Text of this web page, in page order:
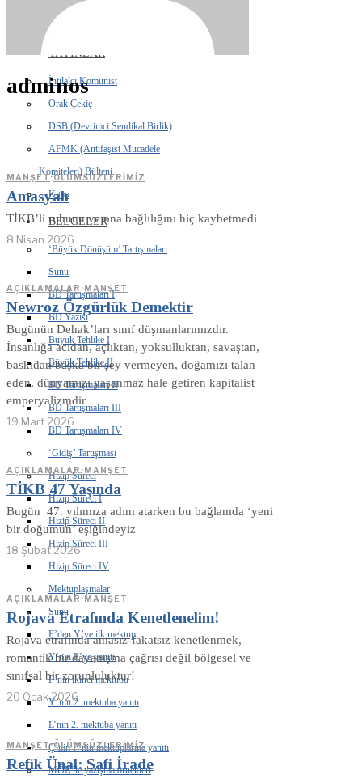
AÇIKLAMALAR
YAYINLAR
İhtilalci Komünist
Orak Çekiç
DSB (Devrimci Sendikal Birlik)
AFMK (Antifaşist Mücadele
Komiteleri) Bülteni
Kitap
BELGELER
‘Büyük Dönüşüm’ Tartışmaları
Sunu
BD Tartışmaları I
BD Yazısı
Büyük Tehlike I
Büyük Tehlike II
BD Tartışmaları II
BD Tartışmaları III
BD Tartışmaları IV
‘Gidiş’ Tartışması
Hizip Süreci
Hizip Süreci I
Hizip Süreci II
Hizip Süreci III
Hizip Süreci IV
Mektuplaşmalar
Sunu
F’den Y’ye ilk mektup
Y’nin F’ye yanıtı
F’nin ikinci mektubu
Y’nin 2. mektuba yanıtı
L’nin 2. mektuba yanıtı
Ç’nin F’nin mektuplarına yanıtı
MÖK’le yazışma örnekleri
adminos
MANŞET·ÖLÜMSÜZLERIMIZ
Amasyalı
TİKB’li ruhunu ve ona bağlılığını hiç kaybetmedi
8 Nisan 2026
AÇIKLAMALAR ·MANŞET
Newroz Özgürlük Demektir
Bugünün Dehak’ları sınıf düşmanlarımızdır.
İnsanlığa acıdan, açlıktan, yoksulluktan, savaştan,
baskıdan başka bir şey vermeyen, doğamızı talan
eden, dünyamızı yaşanmaz hale getiren kapitalist
emperyalizmdir
19 Mart 2026
AÇIKLAMALAR ·MANŞET
TİKB 47 Yaşında
Bugün 47. yılımıza adım atarken bu bağlamda ‘yeni
bir doğumun’ eşiğindeyiz
18 Şubat 2026
AÇIKLAMALAR ·MANŞET
Rojava Etrafında Kenetlenelim!
Rojava etrafında amasız-fakatsız kenetlenmek,
romantik bir dayanışma çağrısı değil bölgesel ve
sınıfsal bir zorunluluktur!
20 Ocak 2026
MANŞET·ÖLÜMSÜZLERIMIZ
Refik Ünal: Safi İrade